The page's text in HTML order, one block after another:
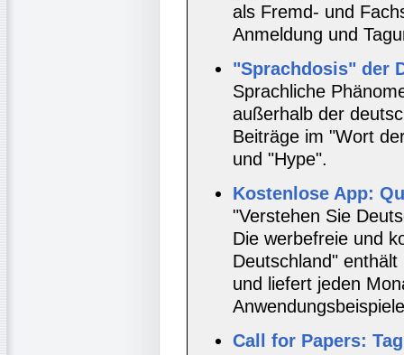
als Fremd- und
Anmeldung und
"Sprachdosis" der
Sprachliche
außerhalb der
Beiträge im "Wort
und "Hype".
Kostenlose App:
"Verstehen Sie
Die werbefreie und
Deutschland"
und liefert jeden
Call for Papers: